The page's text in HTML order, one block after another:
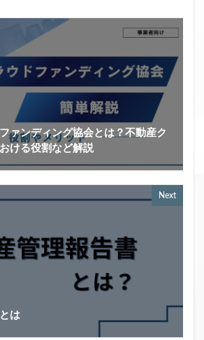
ァンディング協会とは？不動産ク
ける役割など解説
Next
は